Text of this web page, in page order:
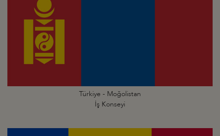
Türkiye - Moğolistan
İş Konseyi